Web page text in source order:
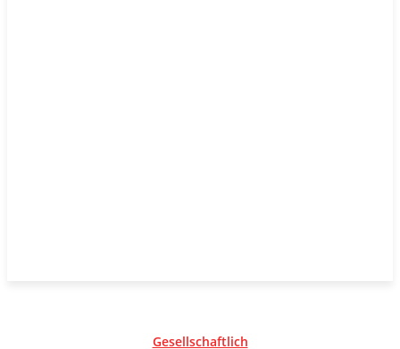
Gesellschaftlich